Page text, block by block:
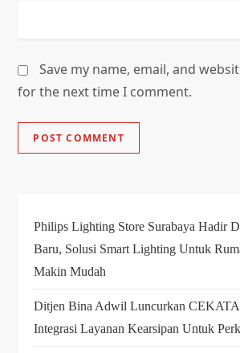
Save my name, email, and
for the next time I comment.
Philips Lighting Store Surabaya Hadir
Baru, Solusi Smart Lighting Untuk
Makin Mudah
Ditjen Bina Adwil Luncurkan
Integrasi Layanan Kearsipan Untuk